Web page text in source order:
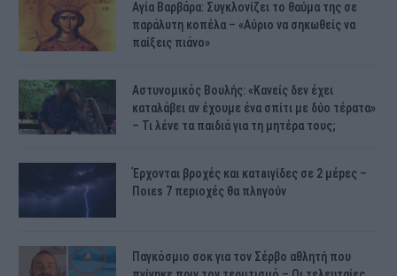
Αγία Βαρβάρα: Συγκλονίζει το θαύμα της σε
παράλυτη κοπέλα – «Αύριο να σηκωθείς να
παίξεις πιάνο»
Αστυνομικός Bουλής: «Κανείς δεν έχει
καταλάβει αν έχουμε ένα σπίτι με δύο τέρατα»
– Τι λένε τα παιδιά για τη μητέρα τους;
Έρχονται βροχές και κατaιγίδες σε 2 μέpες –
Ποιεs 7 πεpιοχές θα πλnγούν
Παγκόσμιο σοκ για τον Σέρβο αθλητή που